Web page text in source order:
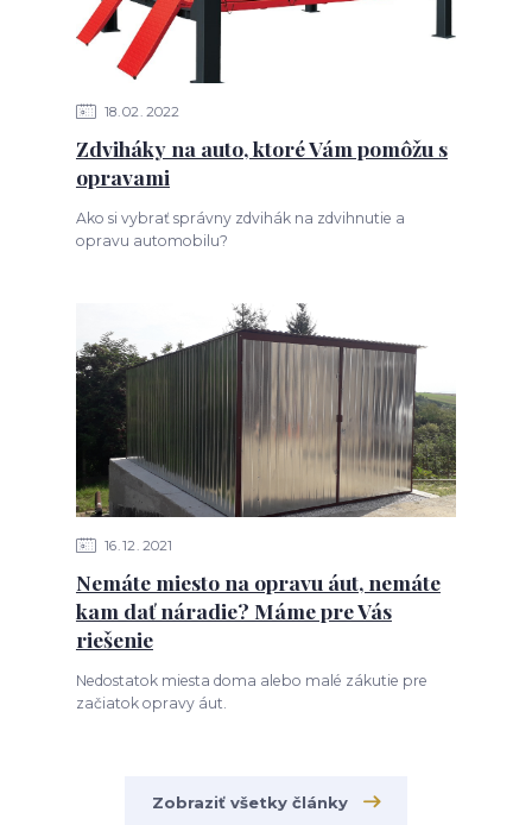
18 02 2022
Zdviháky na auto, ktoré Vám pomôžu s
opravami
Ako si vybrať správny zdvihák na zdvihnutie a
opravu automobilu?
16 12 2021
Nemáte miesto na opravu áut, nemáte
kam dať náradie? Máme pre Vás
riešenie
Nedostatok miesta doma alebo malé zákutie pre
začiatok opravy áut.
Zobraziť všetky články